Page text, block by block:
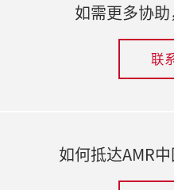
如需更多协
联
如何抵达AMR